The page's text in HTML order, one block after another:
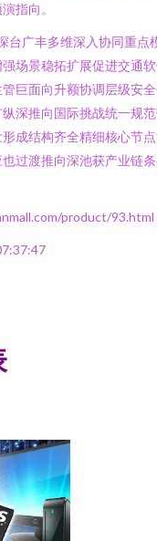
指向。
台广丰多维深入协同重点
场景稳拓扩展促进交通
巨面向升额协调层级安
深推向国际挑战统一规
成结构齐全精细核心节
过渡推向深池获产业链
product/93.html